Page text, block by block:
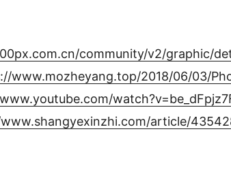
community/v2/graphic/
www.mozheyang.top/2018/06/03/
article/